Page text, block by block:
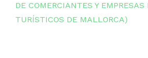
DE COMERCIANTES Y EMPRESAS
TURÍSTICOS DE MALLORCA)